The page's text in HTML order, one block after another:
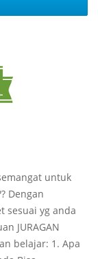
untuk
Dengan
sesuai yg anda
JURAGAN
belajar: 1. Apa